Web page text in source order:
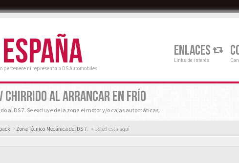
pertenece ni representa a DS Automobiles.
ENLACES
Links de interés
AL ARRANCAR EN FRÍO
al DS 7. Se excluye de la zona el motor y/o cajas automáticas.
Zona Técnico-Mecánica del DS 7. « Usted esta aquí